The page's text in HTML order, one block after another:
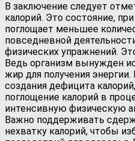
В заключение следует
калорий. Это состояние,
поглощает меньшее
повседневной
физических упражнений.
Ведь организм вынужден
жир для получения
создания дефицита
поглощение калорий в
интенсивную физическую
Важно поддерживать
нехватку калорий, чтобы